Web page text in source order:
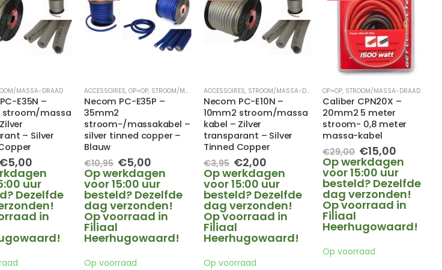
MASSA-DRAAD
E35N –
stroom/massa
– Silver
Oorspronkelijke
€5,00Huidige
prijs
is:
€5,00.
uur
Dezelfde
in
ACCESSOIRES,OP=OP, STROOM/MASSA-DRAAD
Necom PC-E35P –
35mm2
stroom-/massakabel –
silver tinned copper –
Blauw
€10,95 Oorspronkelijke
prijs
was:
€10,95.
€5,00
prijs
is:
€5,00.
Op werkdagen
voor 15:00 uur
besteld? Dezelfde
dag verzonden!
Op voorraad in
Filiaal
Heerhugowaard!
Op voorraad
ACCESSOIRES, STROOM/MASSA-DRAAD
Necom PC-E10N –
10mm2 stroom/massa
kabel – Zilver
transparant – Silver
Tinned Copper
€3,95 Oorspronkelijke
prijs
was:
€3,95.
€2,00Huidige
prijs
is:
€2,00.
Op werkdagen
voor 15:00 uur
besteld? Dezelfde
dag verzonden!
Op voorraad in
Filiaal
Heerhugowaard!
Op voorraad
OP=OP, STROOM/MASSA-DRAAD
Caliber CPN20X –
20mm2 5 meter
stroom- 0,8 meter
massa-kabel
€29,00
prijs
was:
€29,00.
€15,00
prijs
is:
€15,00.
Op werkdagen
voor 15:00 uur
besteld? Dezelfde
dag verzonden!
Op voorraad in
Filiaal
Heerhugowaard!
Op voorraad